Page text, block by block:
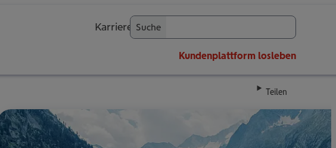
Karriere Suche
Kundenplattform losleben
Teilen